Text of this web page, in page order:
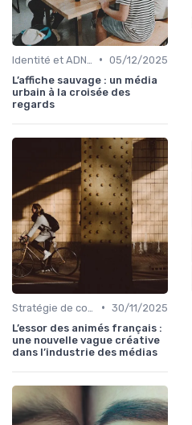
• 05/12/2025
L’affiche sauvage : un média
urbain à la croisée des
regards
• 30/11/2025
L’essor des animés français :
une nouvelle vague créative
dans l’industrie des médias